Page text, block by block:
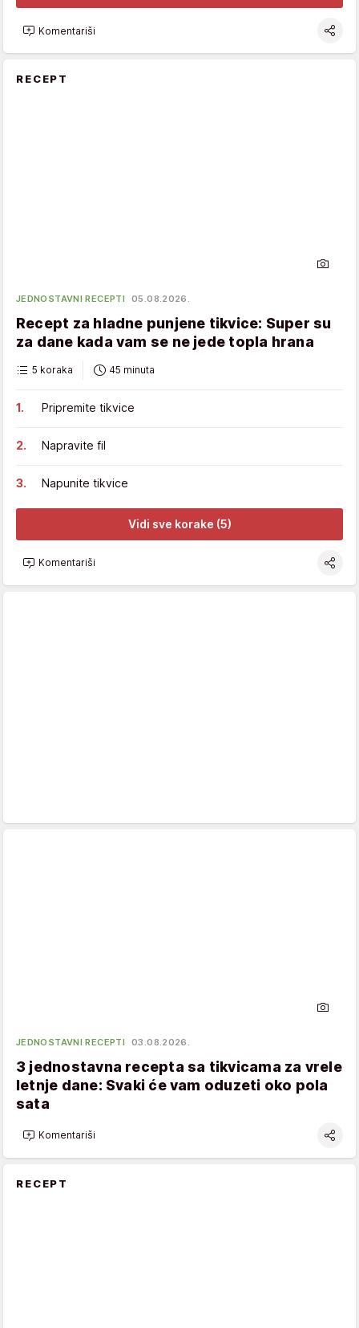
Komentariši
RECEPT
JEDNOSTAVNI RECEPTI 05.08.2026.
Recept za hladne punjene tikvice: Super su
za dane kada vam se ne jede topla hrana
5 koraka 45 minuta
Pripremite tikvice
Napravite fil
Napunite tikvice
Vidi sve korake (5)
Komentariši
JEDNOSTAVNI RECEPTI 03.08.2026.
3 jednostavna recepta sa tikvicama za vrele
letnje dane: Svaki će vam oduzeti oko pola
sata
Komentariši
RECEPT